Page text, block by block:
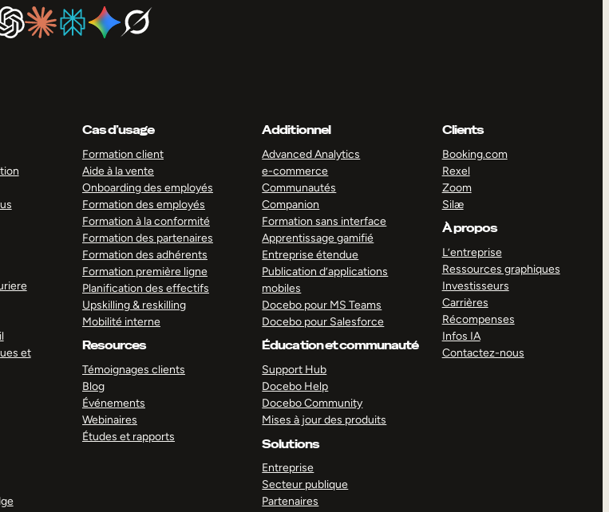
et
Cas d’usage
Formation client
Aide à la vente
Onboarding des employés
Formation des employés
Formation à la conformité
Formation des partenaires
Formation des adhérents
Formation première ligne
Planification des effectifs
Upskilling & reskilling
Mobilité interne
Resources
Témoignages clients
Blog
Événements
Webinaires
Études et rapports
Additionnel
Advanced Analytics
e-commerce
Communautés
Companion
Formation sans interface
Apprentissage gamifié
Entreprise étendue
Publication d’applications
mobiles
Docebo pour MS Teams
Docebo pour Salesforce
Éducation et communauté
Support Hub
Docebo Help
Docebo Community
Mises à jour des produits
Solutions
Entreprise
Secteur publique
Partenaires
Clients
Booking.com
Rexel
Zoom
Silæ
À propos
L’entreprise
Ressources graphiques
Investisseurs
Carrières
Récompenses
Infos IA
Contactez-nous